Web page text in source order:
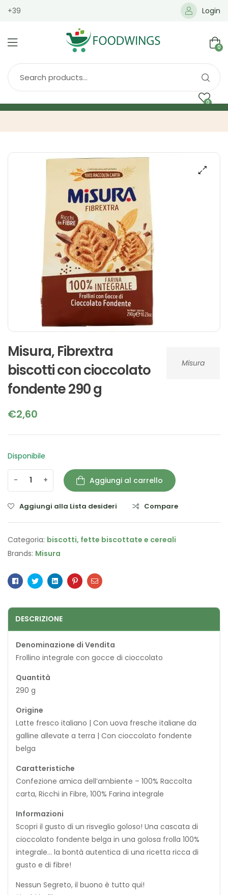
+39 Login
0
0
Misura
Misura, Fibrextra
biscotti con cioccolato
fondente 290 g
€2,60
Disponibile
- + Aggiungi al carrello
Aggiungi alla Lista desideri Compare
Categoria: biscotti, fette biscottate e cereali
Brands: Misura
Facebook
TwitterLinkedinPinterestEmail
DESCRIZIONE
Denominazione di Vendita
Frollino integrale con gocce di cioccolato
Quantità
290 g
Origine
Latte fresco italiano | Con uova fresche italiane da
galline allevate a terra | Con cioccolato fondente
belga
Caratteristiche
Confezione amica dell’ambiente – 100% Raccolta
carta, Ricchi in Fibre, 100% Farina integrale
Informazioni
Scopri il gusto di un risveglio goloso! Una cascata di
cioccolato fondente belga in una golosa frolla 100%
integrale… la bontà autentica di una ricetta ricca di
gusto e di fibre!
Nessun Segreto, il buono è tutto qui!